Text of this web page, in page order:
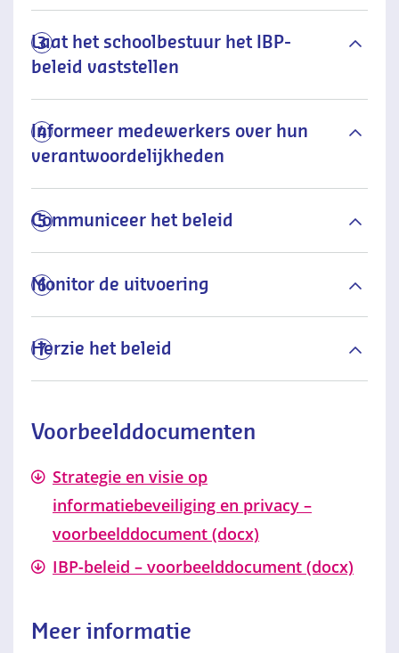
3
Laat het schoolbestuur het IBP-
beleid vaststellen
4
Informeer medewerkers over hun
verantwoordelijkheden
5
Communiceer het beleid
6
Monitor de uitvoering
7
Herzie het beleid
Voorbeelddocumenten
Strategie en visie op
informatiebeveiliging en privacy –
voorbeelddocument (docx)
IBP-beleid – voorbeelddocument (docx)
Meer informatie